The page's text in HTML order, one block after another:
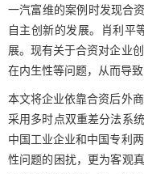
一汽富维的案例时发现合
自主创新的发展。肖利平
展。现有关于合资对企业
在内生性等问题，从而导
本文将企业依靠合资后外
采用多时点双重差分法系
中国工业企业和中国专利
性问题的困扰，更为客观